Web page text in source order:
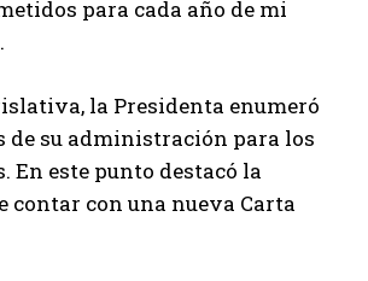
para cada año de mi
la Presidenta enumeró
de su administración para los
En este punto destacó la
contar con una nueva Carta